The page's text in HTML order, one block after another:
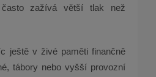
zažívá větší tlak než
ještě v živé paměti finančně
tábory nebo vyšší provozní